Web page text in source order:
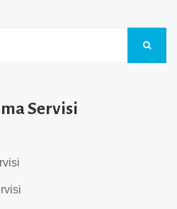
Servisi